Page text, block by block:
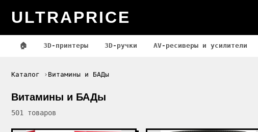
ULTRAPRICE
🏠 3D-принтеры 3D-ручки AV-ресиверы и усилители
Каталог Витамины и БАДы
Витамины и БАДы
501 товаров